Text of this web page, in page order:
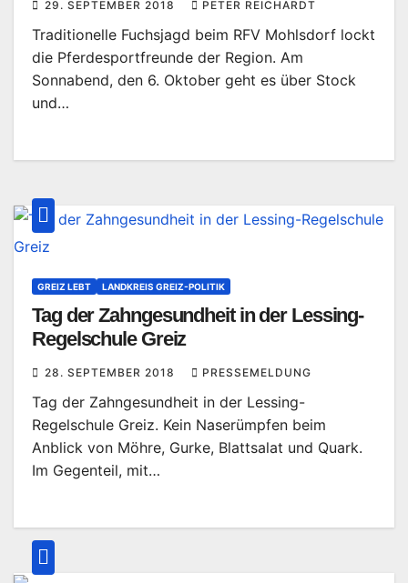
29. SEPTEMBER 2018 PETER REICHARDT
Traditionelle Fuchsjagd beim RFV Mohlsdorf lockt
die Pferdesportfreunde der Region. Am
Sonnabend, den 6. Oktober geht es über Stock
und…
GREIZ LEBT LANDKREIS GREIZ-POLITIK
Tag der Zahngesundheit in der Lessing-
Regelschule Greiz
28. SEPTEMBER 2018 PRESSEMELDUNG
Tag der Zahngesundheit in der Lessing-
Regelschule Greiz. Kein Naserümpfen beim
Anblick von Möhre, Gurke, Blattsalat und Quark.
Im Gegenteil, mit…